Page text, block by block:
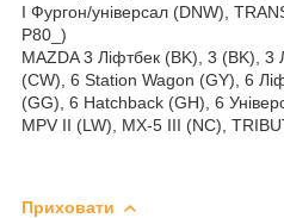
I Фургон/універсал (DNW),
P80_)
MAZDA 3 Ліфтбек (BK), 3 (BK),
(CW), 6 Station Wagon (GY), 6
(GG), 6 Hatchback (GH), 6
MPV II (LW), MX-5 III (NC),
Приховати